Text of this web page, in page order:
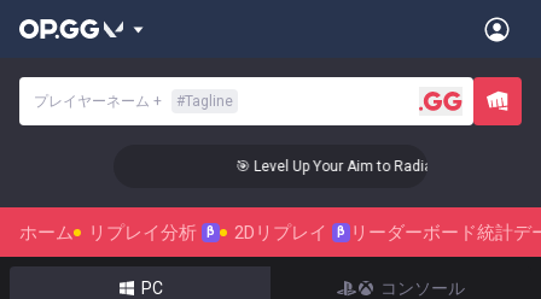
プレイヤーネーム + #Tagline
🎯 Level Up Your Aim to Radiant Status!
ホーム リプレイ分析 β 2Dリプレイ β リーダーボード統計デ
PC コンソール